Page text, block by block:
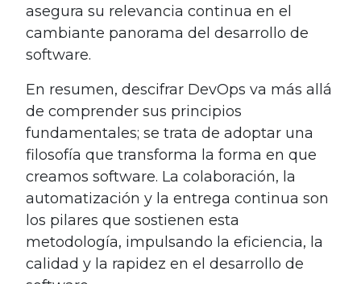
asegura su relevancia continua en el
cambiante panorama del desarrollo de
software.
En resumen, descifrar DevOps va más allá
de comprender sus principios
fundamentales; se trata de adoptar una
filosofía que transforma la forma en que
creamos software. La colaboración, la
automatización y la entrega continua son
los pilares que sostienen esta
metodología, impulsando la eficiencia, la
calidad y la rapidez en el desarrollo de